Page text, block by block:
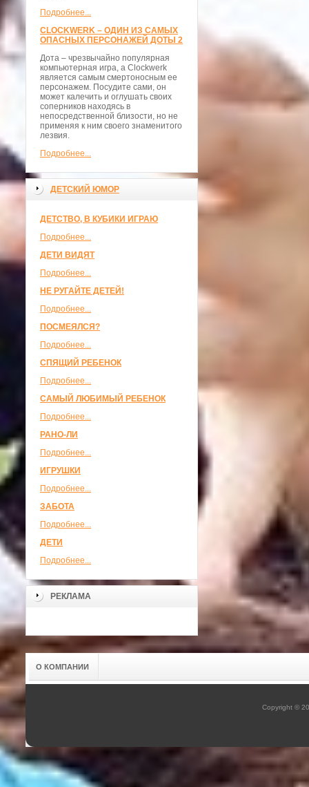
Подробнее...
CLOCKWERK – ОДИН ИЗ САМЫХ
ОПАСНЫХ ПЕРСОНАЖЕЙ ДОТЫ 2
Дота – чрезвычайно популярная
компьютерная игра, а Clockwerk
является самым смертоносным ее
персонажем. Посудите сами, он
может калечить и оглушать своих
соперников находясь в
непосредственной близости, но не
применяя к ним своего знаменитого
лезвия.
Подробнее...
ДЕТСКИЙ ЮМОР
ДЕТСТВО, В КУБИКИ ИГРАЮ
Подробнее...
ДЕТИ ВИДЯТ
Подробнее...
НЕ РУГАЙТЕ ДЕТЕЙ!
Подробнее...
ПОСМЕЯЛСЯ?
Подробнее...
СПЯЩИЙ РЕБЕНОК
Подробнее...
САМЫЙ ЛЮБИМЫЙ РЕБЕНОК
Подробнее...
РАНО-ЛИ
Подробнее...
ИГРУШКИ
Подробнее...
ЗАБОТА
Подробнее...
ДЕТИ
Подробнее...
РЕКЛАМА
О КОМПАНИИ
Copyright ©